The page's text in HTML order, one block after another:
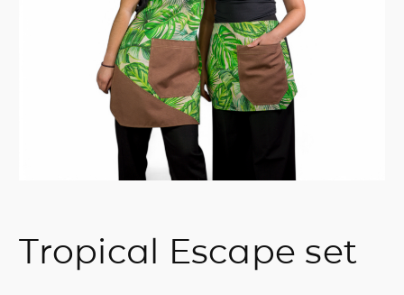
Tropical Escape set